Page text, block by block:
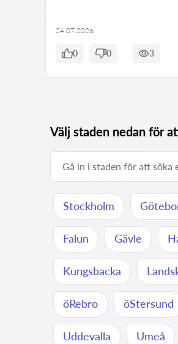
24.07.2026
0 0 3
Välj staden nedan för
Stockholm
Falun Gävle
Kungsbacka
öRebro öStersund
Uddevalla Umeå